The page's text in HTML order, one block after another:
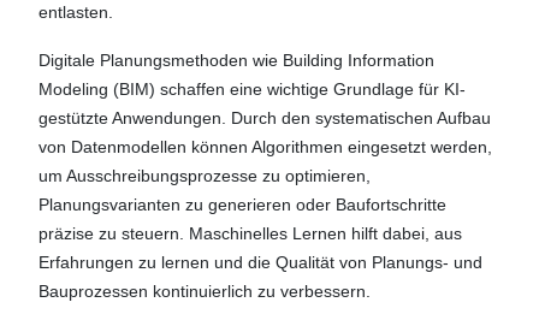
entlasten.
Digitale Planungsmethoden wie Building Information
Modeling (BIM) schaffen eine wichtige Grundlage für KI-
gestützte Anwendungen. Durch den systematischen Aufbau
von Datenmodellen können Algorithmen eingesetzt werden,
um Ausschreibungsprozesse zu optimieren,
Planungsvarianten zu generieren oder Baufortschritte
präzise zu steuern. Maschinelles Lernen hilft dabei, aus
Erfahrungen zu lernen und die Qualität von Planungs- und
Bauprozessen kontinuierlich zu verbessern.